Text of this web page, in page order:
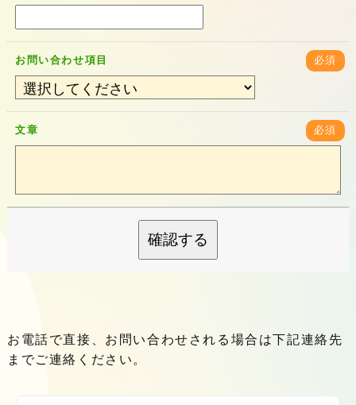
お問い合わせ項目 必須
文章 必須
確認する
お電話で直接、お問い合わせされる場合は下記連絡先
までご連絡ください。